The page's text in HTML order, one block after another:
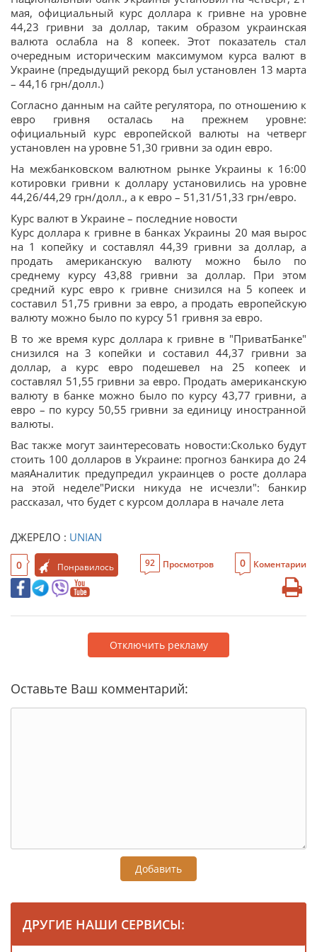
мая, официальный курс доллара к гривне на уровне
44,23 гривни за доллар, таким образом украинская
валюта ослабла на 8 копеек. Этот показатель стал
очередным историческим максимумом курса валют в
Украине (предыдущий рекорд был установлен 13 марта
– 44,16 грн/долл.)
Согласно данным на сайте регулятора, по отношению к
евро гривня осталась на прежнем уровне:
официальный курс европейской валюты на четверг
установлен на уровне 51,30 гривни за один евро.
На межбанковском валютном рынке Украины к 16:00
котировки гривни к доллару установились на уровне
44,26/44,29 грн/долл., а к евро – 51,31/51,33 грн/евро.
Курс валют в Украине – последние новости
Курс доллара к гривне в банках Украины 20 мая вырос
на 1 копейку и составлял 44,39 гривни за доллар, а
продать американскую валюту можно было по
среднему курсу 43,88 гривни за доллар. При этом
средний курс евро к гривне снизился на 5 копеек и
составил 51,75 гривни за евро, а продать европейскую
валюту можно было по курсу 51 гривня за евро.
В то же время курс доллара к гривне в "ПриватБанке"
снизился на 3 копейки и составил 44,37 гривни за
доллар, а курс евро подешевел на 25 копеек и
составлял 51,55 гривни за евро. Продать американскую
валюту в банке можно было по курсу 43,77 гривни, а
евро – по курсу 50,55 гривни за единицу иностранной
валюты.
Вас также могут заинтересовать новости:Сколько будут
стоить 100 долларов в Украине: прогноз банкира до 24
маяАналитик предупредил украинцев о росте доллара
на этой неделе"Риски никуда не исчезли": банкир
рассказал, что будет с курсом доллара в начале лета
ДЖЕРЕЛО : UNIAN
0 Понравилось 92 Просмотров 0 Коментарии
Отключить рекламу
Оставьте Ваш комментарий:
Добавить
ДРУГИЕ НАШИ СЕРВИСЫ: